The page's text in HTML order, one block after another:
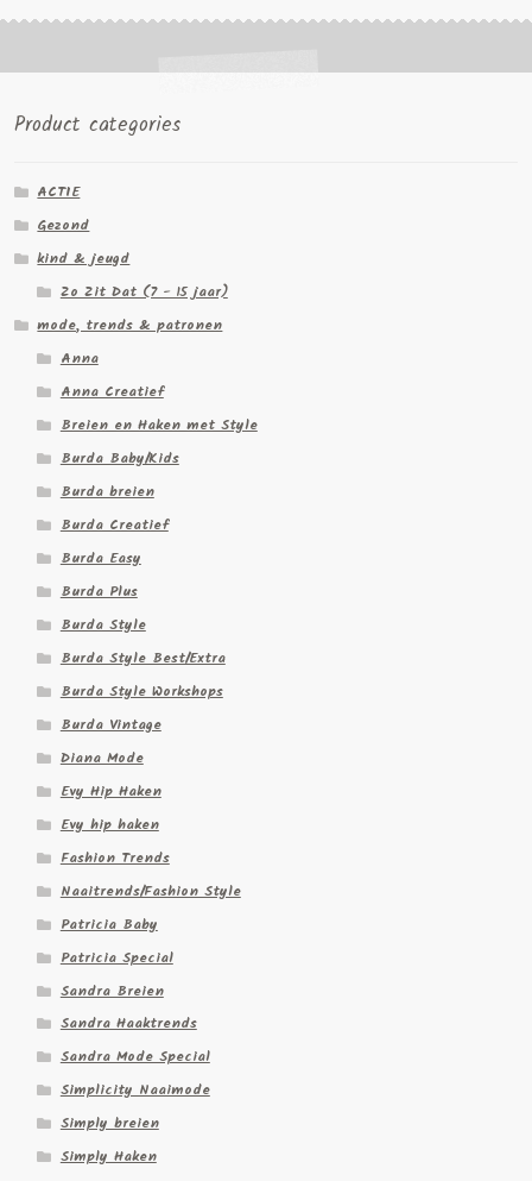
Product categories
ACTIE
Gezond
kind & jeugd
Zo Zit Dat (7 - 15 jaar)
mode, trends & patronen
Anna
Anna Creatief
Breien en Haken met Style
Burda Baby/Kids
Burda breien
Burda Creatief
Burda Easy
Burda Plus
Burda Style
Burda Style Best/Extra
Burda Style Workshops
Burda Vintage
Diana Mode
Evy Hip Haken
Evy hip haken
Fashion Trends
Naaitrends/Fashion Style
Patricia Baby
Patricia Special
Sandra Breien
Sandra Haaktrends
Sandra Mode Special
Simplicity Naaimode
Simply breien
Simply Haken